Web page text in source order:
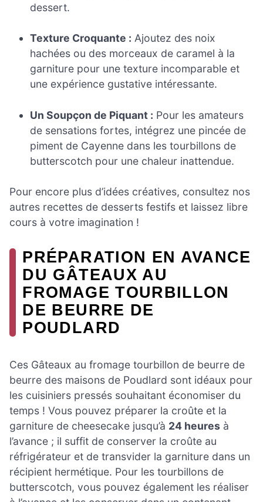
dessert.
Texture Croquante : Ajoutez des noix
hachées ou des morceaux de caramel à la
garniture pour une texture incomparable et
une expérience gustative intéressante.
Un Soupçon de Piquant : Pour les amateurs
de sensations fortes, intégrez une pincée de
piment de Cayenne dans les tourbillons de
butterscotch pour une chaleur inattendue.
Pour encore plus d’idées créatives, consultez nos
autres recettes de desserts festifs et laissez libre
cours à votre imagination !
PRÉPARATION EN AVANCE
DU GÂTEAUX AU
FROMAGE TOURBILLON
DE BEURRE DE
POUDLARD
Ces Gâteaux au fromage tourbillon de beurre de
beurre des maisons de Poudlard sont idéaux pour
les cuisiniers pressés souhaitant économiser du
temps ! Vous pouvez préparer la croûte et la
garniture de cheesecake jusqu’à 24 heures à
l’avance ; il suffit de conserver la croûte au
réfrigérateur et de transvider la garniture dans un
récipient hermétique. Pour les tourbillons de
butterscotch, vous pouvez également les réaliser